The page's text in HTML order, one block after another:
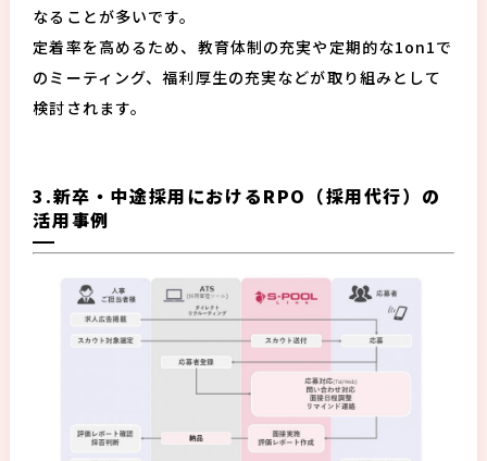
なることが多いです。
定着率を高めるため、教育体制の充実や定期的な1on1で
のミーティング、福利厚生の充実などが取り組みとして
検討されます。
3.新卒・中途採用におけるRPO（採用代行）の
活用事例